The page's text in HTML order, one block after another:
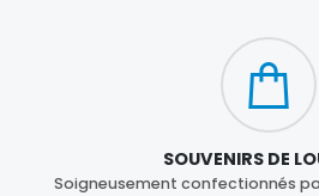
SOUVENIRS DE
Soigneusement confectionnés